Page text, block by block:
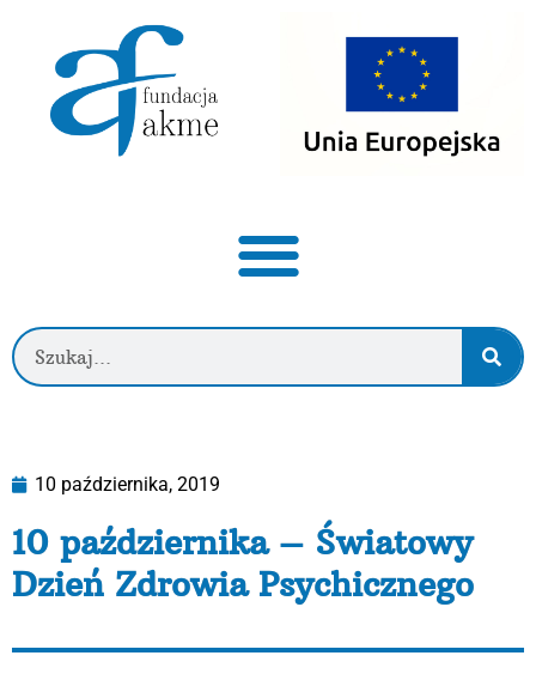
10 października, 2019
10 października – Światowy
Dzień Zdrowia Psychicznego